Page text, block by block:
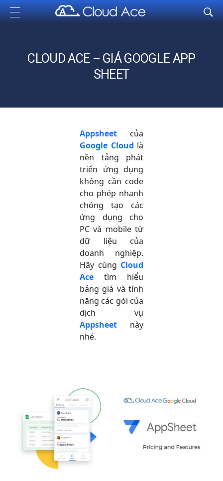
Cloud Ace
Nhà cung cấp giải pháp trên GCP cho doanh nghiệp
CLOUD ACE – GIÁ GOOGLE APP
SHEET
Appsheet
của
Google Cloud là
nền tảng phát
triển ứng dụng
không cần code
cho phép nhanh
chóng tạo các
ứng dụng cho
PC và mobile từ
dữ liệu của
doanh nghiệp.
Hãy cùng Cloud
Ace tìm hiểu
bảng giá và tính
năng các gói của
dịch vụ
Appsheet này
nhé.